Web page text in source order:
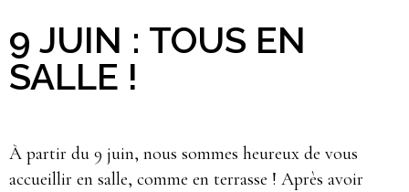
9 JUIN : TOUS EN
SALLE !
À partir du 9 juin, nous sommes heureux de vous
accueillir en salle, comme en terrasse ! Après avoir